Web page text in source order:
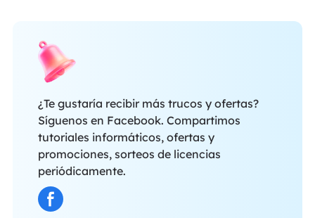
¿Te gustaría recibir más trucos y ofertas?
Síguenos en Facebook. Compartimos
tutoriales informáticos, ofertas y
promociones, sorteos de licencias
periódicamente.